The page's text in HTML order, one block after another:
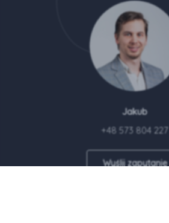
Jakub
+48 573 804 227
Wyślij zapytanie